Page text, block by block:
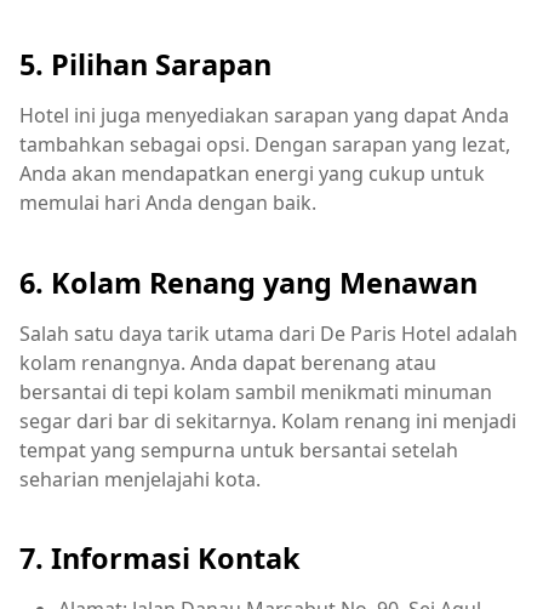
5. Pilihan Sarapan
Hotel ini juga menyediakan sarapan yang dapat Anda
tambahkan sebagai opsi. Dengan sarapan yang lezat,
Anda akan mendapatkan energi yang cukup untuk
memulai hari Anda dengan baik.
6. Kolam Renang yang Menawan
Salah satu daya tarik utama dari De Paris Hotel adalah
kolam renangnya. Anda dapat berenang atau
bersantai di tepi kolam sambil menikmati minuman
segar dari bar di sekitarnya. Kolam renang ini menjadi
tempat yang sempurna untuk bersantai setelah
seharian menjelajahi kota.
7. Informasi Kontak